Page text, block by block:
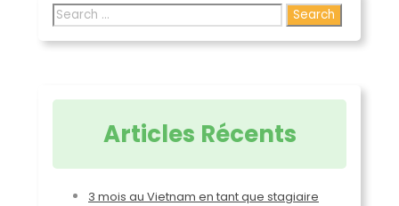
Search
Articles Récents
3 mois au Vietnam en tant que stagiaire